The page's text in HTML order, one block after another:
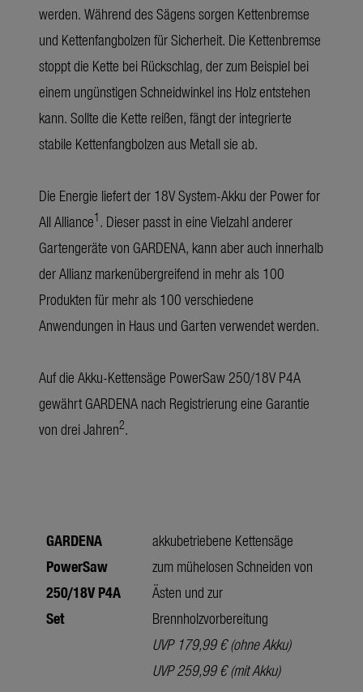
werden. Während des Sägens sorgen Kettenbremse
und Kettenfangbolzen für Sicherheit. Die Kettenbremse
stoppt die Kette bei Rückschlag, der zum Beispiel bei
einem ungünstigen Schneidwinkel ins Holz entstehen
kann. Sollte die Kette reißen, fängt der integrierte
stabile Kettenfangbolzen aus Metall sie ab.
Die Energie liefert der 18V System-Akku der Power for
All Alliance1. Dieser passt in eine Vielzahl anderer
Gartengeräte von GARDENA, kann aber auch innerhalb
der Allianz markenübergreifend in mehr als 100
Produkten für mehr als 100 verschiedene
Anwendungen in Haus und Garten verwendet werden.
Auf die Akku-Kettensäge PowerSaw 250/18V P4A
gewährt GARDENA nach Registrierung eine Garantie
von drei Jahren2.
GARDENA
PowerSaw
250/18V P4A
Set
akkubetriebene Kettensäge
zum mühelosen Schneiden von
Ästen und zur
Brennholzvorbereitung
UVP 179,99 € (ohne Akku)
UVP 259,99 € (mit Akku)